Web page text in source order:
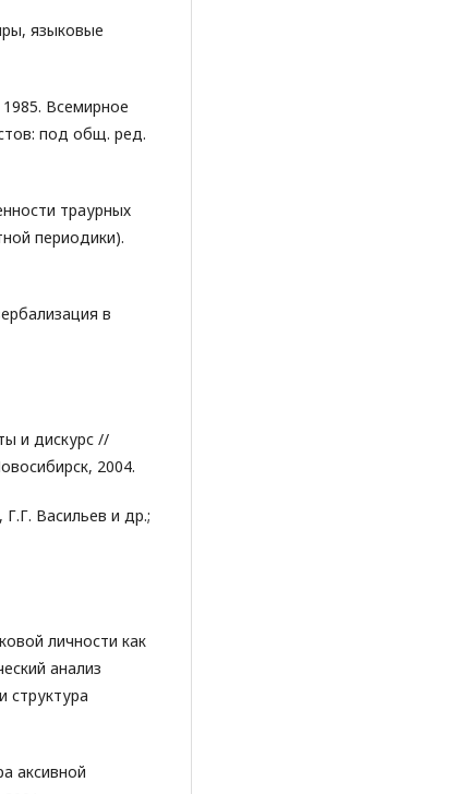
языковые
Всемирное
под общ. ред.
траурных
периодики).
в
и дискурс //
2004.
Васильев и др.;
личности как
анализ
структура
аксивной